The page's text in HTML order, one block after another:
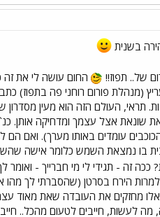
בשנית
של.. תפוז!! החום עושה לי את זה
(מנהלת פורום רוחני פה בתפוז)
תראי, העולם הזה הוא מעין
שונאת אצל עצמך ומדחיקה אותן.
עומדים באותו מערך). ואם
זה - תגידי לי מי חברייך - ואומר
מחזקים את העובדה שאת מאוד
מה לעשות, חייבים לטעום מהכל..